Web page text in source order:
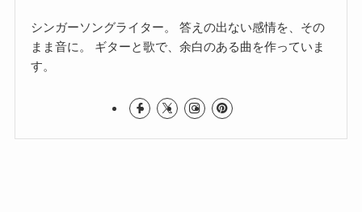
シンガーソングライター。 答えの出ない感情を、その
まま音に。 ギターと歌で、余白のある曲を作っていま
す。